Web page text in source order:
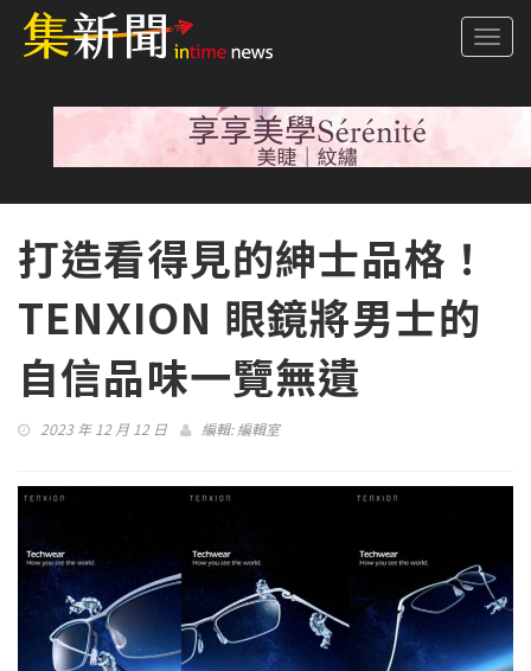
打造看得見的紳士品格！
TENXION 眼鏡將男士的
自信品味一覽無遺
2023 年 12 月 12 日 編輯:編輯室